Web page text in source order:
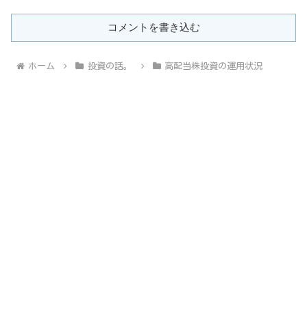
コメントを書き込む
ホーム 投資の話。 高配当株投資の運用状況